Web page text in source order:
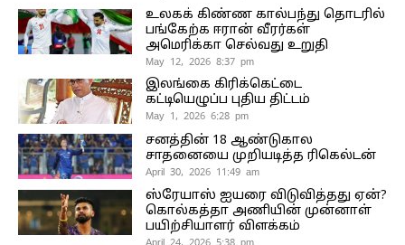
உலகக் கிண்ண கால்பந்து தொடரில்
பங்கேற்க ஈரான் வீரர்கள்
அமெரிக்கா செல்வது உறுதி
May 12, 2026 8:37 pm
இலங்கை கிரிக்கெட்டை
கட்டியெழுப்ப புதிய திட்டம்
May 1, 2026 6:28 pm
சனத்தின் 18 ஆண்டுகால
சாதனையை முறியடித்த ரிகெல்டன்
April 30, 2026 11:49 am
ஸ்ரேயாஸ் ஐயரை விடுவித்தது ஏன்?
கொல்கத்தா அணியின் முன்னாள்
பயிற்சியாளர் விளக்கம்